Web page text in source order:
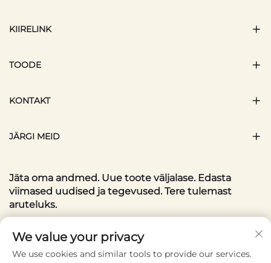
KIIRELINK
TOODE
KONTAKT
JÄRGI MEID
Jäta oma andmed. Uue toote väljalase. Edasta
viimased uudised ja tegevused. Tere tulemast
aruteluks.
Teie meiliaadress
We value your privacy
We use cookies and similar tools to provide our services.